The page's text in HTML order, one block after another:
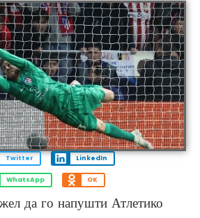
Twitter LinkedIn
WhatsApp OK
да го напушти Атлетико